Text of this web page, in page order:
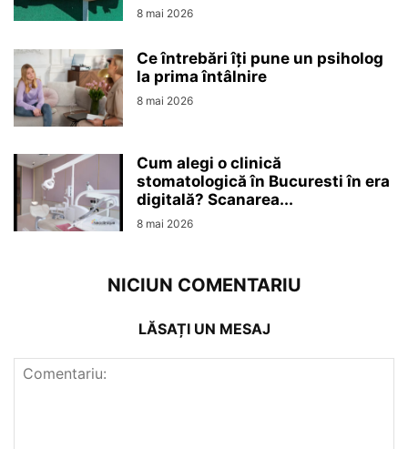
8 mai 2026
Ce întrebări îți pune un psiholog
la prima întâlnire
8 mai 2026
Cum alegi o clinică
stomatologică în Bucuresti în era
digitală? Scanarea...
8 mai 2026
NICIUN COMENTARIU
LĂSAȚI UN MESAJ